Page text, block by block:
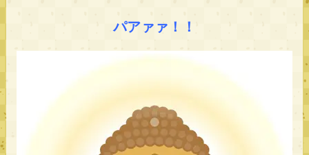
パアァァ！！